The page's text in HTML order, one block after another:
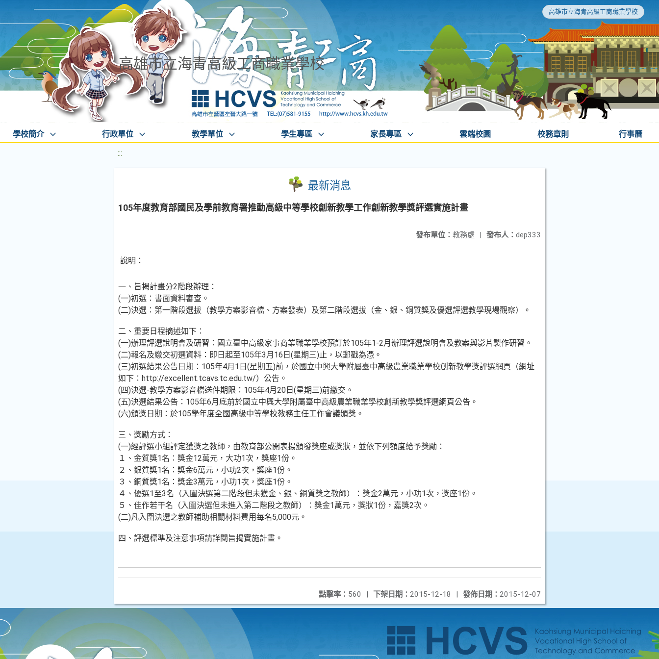
高雄市立海青高級工商職業學校
高雄市立海青高級工商職業學校
學校簡介 行政單位 教學單位 學生專區 家長專區 雲端校園 校務章則 行事曆
:::
最新消息
105年度教育部國民及學前教育署推動高級中等學校創新教學工作創新教學獎評選實施計畫
發布人： dep333
發布單位： 教務處 |
說明：
一、旨揭計畫分2階段辦理：
(一)初選：書面資料審查。
(二)決選：第一階段選拔（教學方案影音檔、方案發表）及第二階段選拔（金、銀、銅質獎及優選評選教學現場觀察）。
二、重要日程摘述如下：
(一)辦理評選說明會及研習：國立臺中高級家事商業職業學校預訂於105年1-2月辦理評選說明會及教案與影片製作研習。
(二)報名及繳交初選資料：即日起至105年3月16日(星期三)止，以郵戳為憑。
(三)初選結果公告日期：105年4月1日(星期五)前，於國立中興大學附屬臺中高級農業職業學校創新教學獎評選網頁（網址
如下：http://excellent.tcavs.tc.edu.tw/）公告。
(四)決選-教學方案影音檔送件期限：105年4月20日(星期三)前繳交。
(五)決選結果公告：105年6月底前於國立中興大學附屬臺中高級農業職業學校創新教學獎評選網頁公告。
(六)頒獎日期：於105學年度全國高級中等學校教務主任工作會議頒獎。
三、獎勵方式：
(一)經評選小組評定獲獎之教師，由教育部公開表揚頒發獎座或獎狀，並依下列額度給予獎勵：
１、金質獎1名：獎金12萬元，大功1次，獎座1份。
２、銀質獎1名：獎金6萬元，小功2次，獎座1份。
３、銅質獎1名：獎金3萬元，小功1次，獎座1份。
４、優選1至3名（入圍決選第二階段但未獲金、銀、銅質獎之教師）：獎金2萬元，小功1次，獎座1份。
５、佳作若干名（入圍決選但未進入第二階段之教師）：獎金1萬元，獎狀1份，嘉獎2次。
(二)凡入圍決選之教師補助相關材料費用每名5,000元。
四、評選標準及注意事項請詳閱旨揭實施計畫。
發佈日期： 2015-12-07
下架日期： 2015-12-18 |
點擊率： 560 |